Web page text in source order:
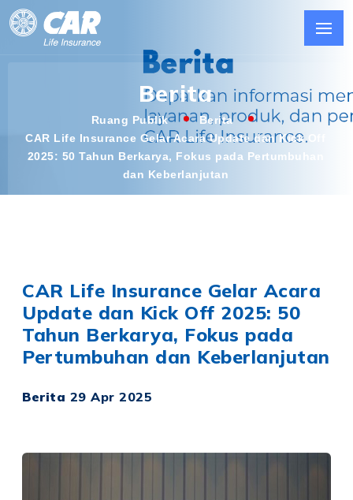
Berita
Ruang Publik
Berita
CAR Life Insurance Gelar Acara Update dan Kick Off
2025: 50 Tahun Berkarya, Fokus pada Pertumbuhan
dan Keberlanjutan
CAR Life Insurance Gelar Acara
Update dan Kick Off 2025: 50
Tahun Berkarya, Fokus pada
Pertumbuhan dan Keberlanjutan
Berita 29 Apr 2025